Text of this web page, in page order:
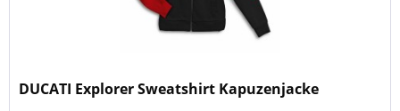
DUCATI Explorer Sweatshirt Kapuzenjacke